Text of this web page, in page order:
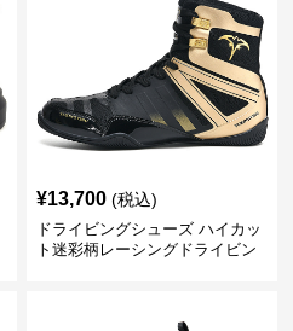
¥13,700 (税込)
ドライビングシューズ ハイカッ
ト迷彩柄レーシングドライビン